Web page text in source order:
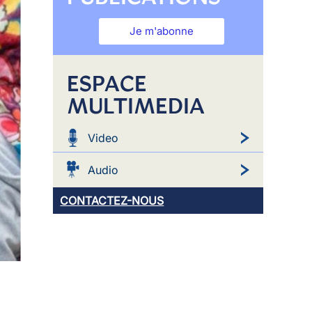
Je m'abonne
ESPACE
MULTIMEDIA
Video
Audio
CONTACTEZ-NOUS